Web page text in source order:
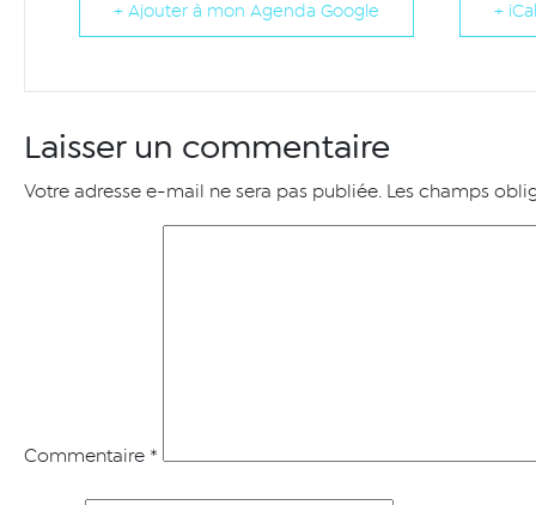
+ Ajouter à mon Agenda Google +
Laisser un commentaire
Votre adresse e-mail ne sera pas publiée. Les champs
Commentaire *